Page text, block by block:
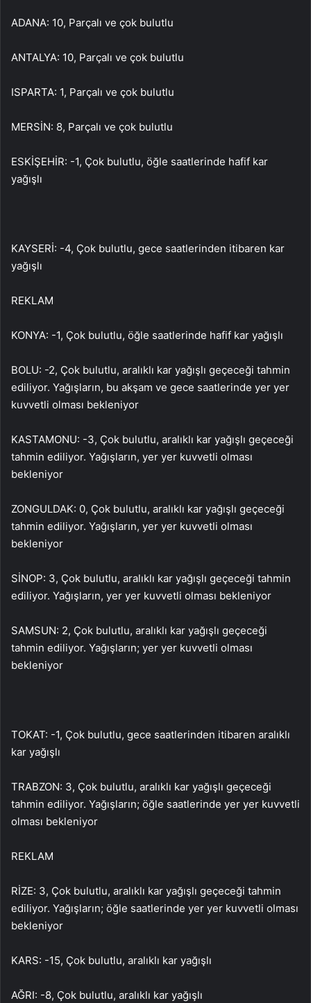
ADANA: 10, Parçalı ve çok bulutlu
ANTALYA: 10, Parçalı ve çok bulutlu
ISPARTA: 1, Parçalı ve çok bulutlu
MERSİN: 8, Parçalı ve çok bulutlu
ESKİŞEHİR: -1, Çok bulutlu, öğle saatlerinde hafif kar
yağışlı
KAYSERİ: -4, Çok bulutlu, gece saatlerinden itibaren kar
yağışlı
REKLAM
KONYA: -1, Çok bulutlu, öğle saatlerinde hafif kar yağışlı
BOLU: -2, Çok bulutlu, aralıklı kar yağışlı geçeceği tahmin
ediliyor. Yağışların, bu akşam ve gece saatlerinde yer yer
kuvvetli olması bekleniyor
KASTAMONU: -3, Çok bulutlu, aralıklı kar yağışlı geçeceği
tahmin ediliyor. Yağışların, yer yer kuvvetli olması
bekleniyor
ZONGULDAK: 0, Çok bulutlu, aralıklı kar yağışlı geçeceği
tahmin ediliyor. Yağışların, yer yer kuvvetli olması
bekleniyor
SİNOP: 3, Çok bulutlu, aralıklı kar yağışlı geçeceği tahmin
ediliyor. Yağışların, yer yer kuvvetli olması bekleniyor
SAMSUN: 2, Çok bulutlu, aralıklı kar yağışlı geçeceği
tahmin ediliyor. Yağışların; yer yer kuvvetli olması
bekleniyor
TOKAT: -1, Çok bulutlu, gece saatlerinden itibaren aralıklı
kar yağışlı
TRABZON: 3, Çok bulutlu, aralıklı kar yağışlı geçeceği
tahmin ediliyor. Yağışların; öğle saatlerinde yer yer kuvvetli
olması bekleniyor
REKLAM
RİZE: 3, Çok bulutlu, aralıklı kar yağışlı geçeceği tahmin
ediliyor. Yağışların; öğle saatlerinde yer yer kuvvetli olması
bekleniyor
KARS: -15, Çok bulutlu, aralıklı kar yağışlı
AĞRI: -8, Çok bulutlu, aralıklı kar yağışlı